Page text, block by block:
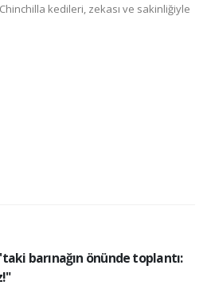
kedileri, zekası ve sakinliğiyle
barınağın önünde toplantı: